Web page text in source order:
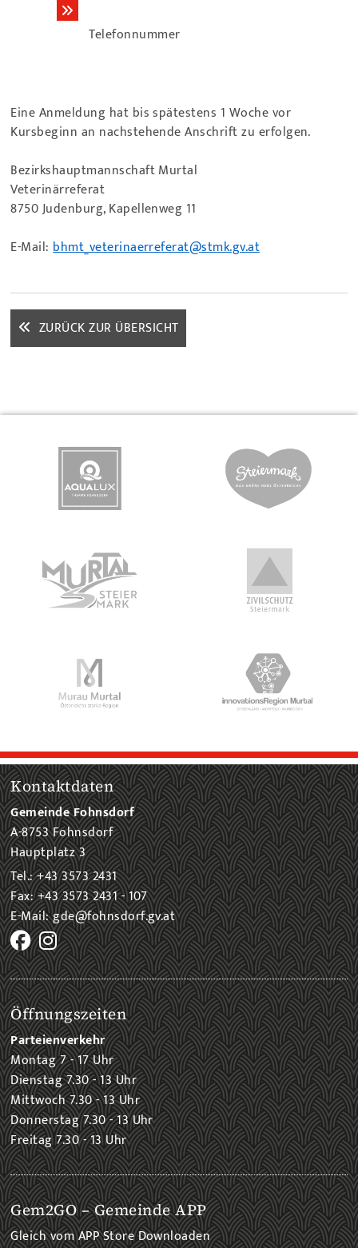
Telefonnummer
Eine Anmeldung hat bis spätestens 1 Woche vor
Kursbeginn an nachstehende Anschrift zu erfolgen.
Bezirkshauptmannschaft Murtal
Veterinärreferat
8750 Judenburg, Kapellenweg 11
E-Mail:bhmt_veterinaerreferat@stmk.gv.at
ZURÜCK ZUR ÜBERSICHT
Kontaktdaten
Gemeinde Fohnsdorf
A-8753 Fohnsdorf
Hauptplatz 3
Tel.: +43 3573 2431
Fax: +43 3573 2431 - 107
E-Mail: gde@fohnsdorf.gv.at
Öffnungszeiten
Parteienverkehr
Montag 7 - 17 Uhr
Dienstag 7.30 - 13 Uhr
Mittwoch 7.30 - 13 Uhr
Donnerstag 7.30 - 13 Uhr
Freitag 7.30 - 13 Uhr
Gem2GO – Gemeinde APP
Gleich vom APP Store Downloaden